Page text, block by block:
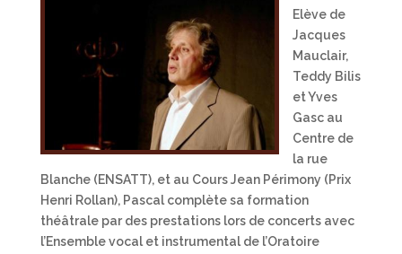
Elève de
Jacques
Mauclair,
Teddy Bilis
et Yves
Gasc au
Centre de
la rue
Blanche (ENSATT), et au Cours Jean Périmony (Prix
Henri Rollan), Pascal complète sa formation
théâtrale par des prestations lors de concerts avec
l’Ensemble vocal et instrumental de l’Oratoire